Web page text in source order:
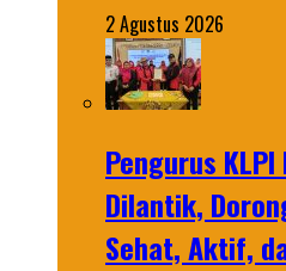
2 Agustus 2026
Pengurus
Dilantik,
Sehat, Aktif,